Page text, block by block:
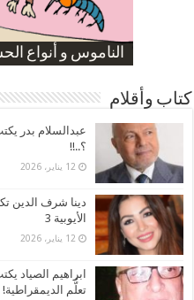
الناموس و أنواع
الموظفين بعد
ارتفاع نسبة
صورة كاركاتيرية
صورة كاركاتيرية
كتاب وأقلام
عبدالسلام بدر
؟..!!
12 يناير، 2026
دينا شرف الدين
الأيوبية 3
12 يناير، 2026
ابراهيم الصياد
تعلُّم الديمقراطية!